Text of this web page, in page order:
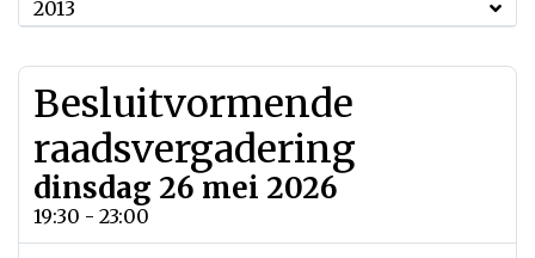
2013
Besluitvormende
raadsvergadering
dinsdag 26 mei 2026
19:30 - 23:00